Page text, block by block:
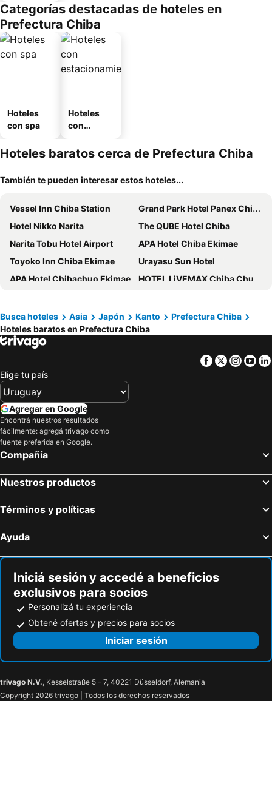
Categorías destacadas de hoteles en
Prefectura Chiba
Hoteles
con spa
Hoteles
con
miento
Hoteles baratos cerca de Prefectura Chiba
También te pueden interesar estos hoteles...
Vessel Inn Chiba Station
Grand Park Hotel Panex Chiba
Hotel Nikko Narita
The QUBE Hotel Chiba
Narita Tobu Hotel Airport
APA Hotel Chiba Ekimae
Toyoko Inn Chiba Ekimae
Urayasu Sun Hotel
APA Hotel Chibachuo Ekimae
HOTEL LiVEMAX Chiba Chuo-Ekimae
Hotel Port Plaza Chiba
Tabist Hotel Diana Yachiyodai
Hotel Livemax Chiba Soga-Ekimae
Hotel Sunroute Chiba
Vessel Inn Keisei Tsudanuma Station
Toyoko Inn Chiba minato Ekimae
Sankei City Hotel Chiba
Okura Chiba Hotel
Lodging Tokyo Shibamata
Toyoko Inn Chiba eki Higashi guchi
Busca hoteles Asia Japón Kanto
Prefectura Chiba
Hoteles baratos en Prefectura Chiba
Facebook
Twitter
Elige tu país
Agregar en Google
Encontrá nuestros resultados
fácilmente: agregá trivago como
fuente preferida en Google.
Compañía
Nuestros productos
Términos y políticas
Ayuda
Iniciá sesión y accedé a beneficios
exclusivos para socios
Personalizá tu experiencia
Obtené ofertas y precios para socios
Iniciar sesión
trivago N.V., Kesselstraße 5 – 7, 40221 Düsseldorf, Alemania
Copyright 2026 trivago | Todos los derechos reservados